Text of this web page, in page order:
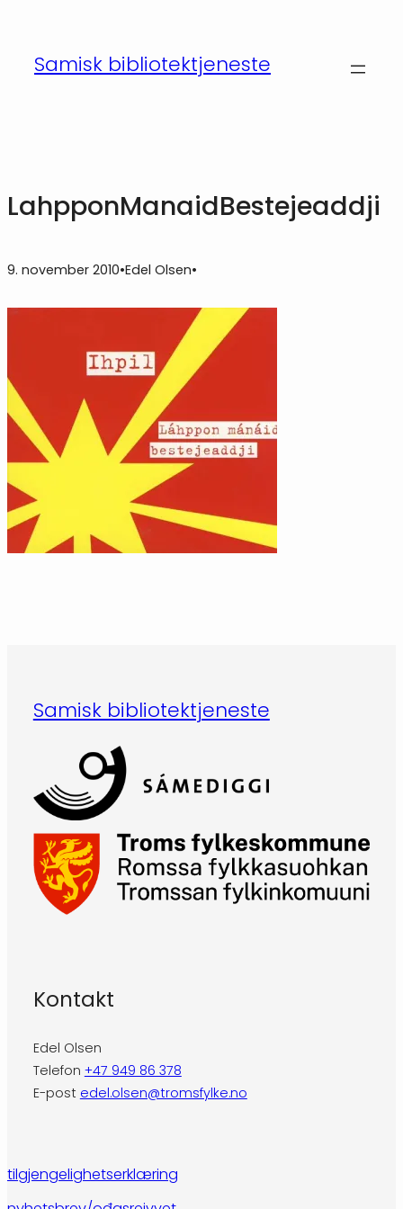
innholdSamisk bibliotektjeneste
LahpponManaidBestejeaddji
9. november 2010•Edel Olsen•
Samisk bibliotektjeneste
Kontakt
Edel Olsen
Telefon +47 949 86 378
E-post edel.olsen@tromsfylke.no
tilgjengelighetserklæring